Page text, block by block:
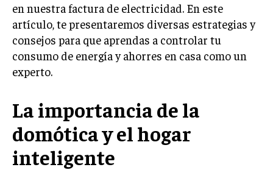
en nuestra factura de electricidad. En este
artículo, te presentaremos diversas estrategias y
consejos para que aprendas a controlar tu
consumo de energía y ahorres en casa como un
experto.
La importancia de la
domótica y el hogar
inteligente